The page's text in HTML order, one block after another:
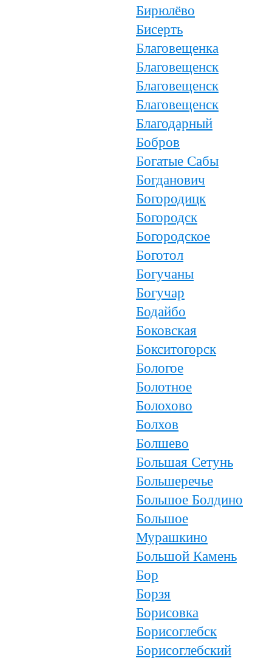
Бирюлёво
Бисерть
Благовещенка
Благовещенск
Благовещенск
Благовещенск
Благодарный
Бобров
Богатые Сабы
Богданович
Богородицк
Богородск
Богородское
Боготол
Богучаны
Богучар
Бодайбо
Боковская
Бокситогорск
Бологое
Болотное
Болохово
Болхов
Болшево
Большая Сетунь
Большеречье
Большое Болдино
Большое
Мурашкино
Большой Камень
Бор
Борзя
Борисовка
Борисоглебск
Борисоглебский